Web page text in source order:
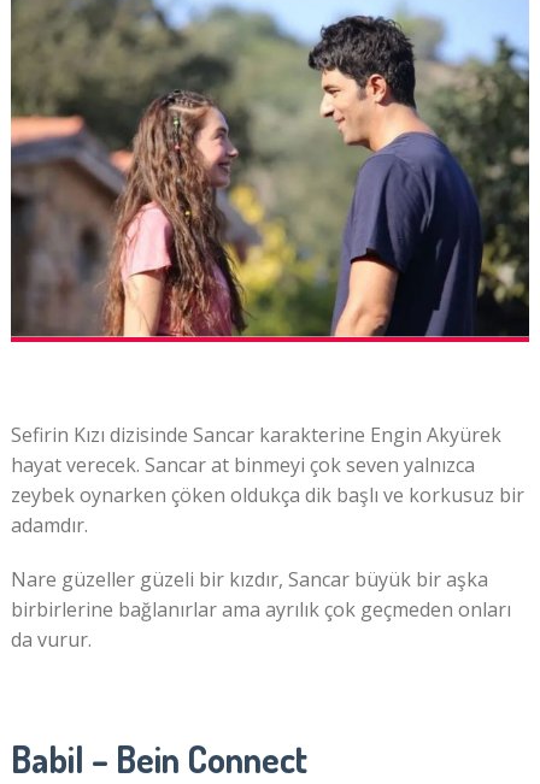
Sefirin Kızı dizisinde Sancar karakterine Engin Akyürek
hayat verecek. Sancar at binmeyi çok seven yalnızca
zeybek oynarken çöken oldukça dik başlı ve korkusuz bir
adamdır.
Nare güzeller güzeli bir kızdır, Sancar büyük bir aşka
birbirlerine bağlanırlar ama ayrılık çok geçmeden onları
da vurur.
Babil – Bein Connect